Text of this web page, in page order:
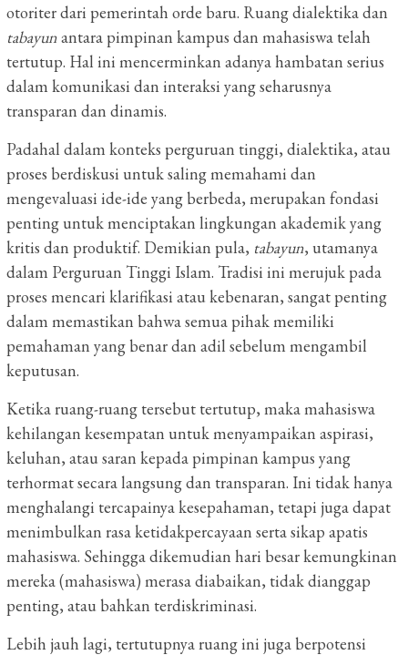
otoriter dari pemerintah orde baru. Ruang dialektika dan
tabayunantara pimpinan kampus dan mahasiswa telah
tertutup. Hal ini mencerminkan adanya hambatan serius
dalam komunikasi dan interaksi yang seharusnya
transparan dan dinamis.
Padahal dalam konteks perguruan tinggi, dialektika, atau
proses berdiskusi untuk saling memahami dan
mengevaluasi ide-ide yang berbeda, merupakan fondasi
penting untuk menciptakan lingkungan akademik yang
kritis dan produktif. Demikian pula, tabayun, utamanya
dalam Perguruan Tinggi Islam. Tradisi ini merujuk pada
proses mencari klarifikasi atau kebenaran, sangat penting
dalam memastikan bahwa semua pihak memiliki
pemahaman yang benar dan adil sebelum mengambil
keputusan.
Ketika ruang-ruang tersebut tertutup, maka mahasiswa
kehilangan kesempatan untuk menyampaikan aspirasi,
keluhan, atau saran kepada pimpinan kampus yang
terhormat secara langsung dan transparan. Ini tidak hanya
menghalangi tercapainya kesepahaman, tetapi juga dapat
menimbulkan rasa ketidakpercayaan serta sikap apatis
mahasiswa. Sehingga dikemudian hari besar kemungkinan
mereka (mahasiswa) merasa diabaikan, tidak dianggap
penting, atau bahkan terdiskriminasi.
Lebih jauh lagi, tertutupnya ruang ini juga berpotensi